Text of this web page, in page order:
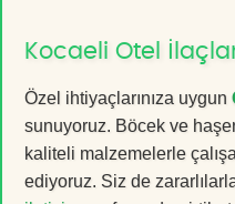
Kocaeli Otel
Özel ihtiyaçlarınıza uygun
sunuyoruz. Böcek ve
kaliteli malzemelerle
ediyoruz. Siz de